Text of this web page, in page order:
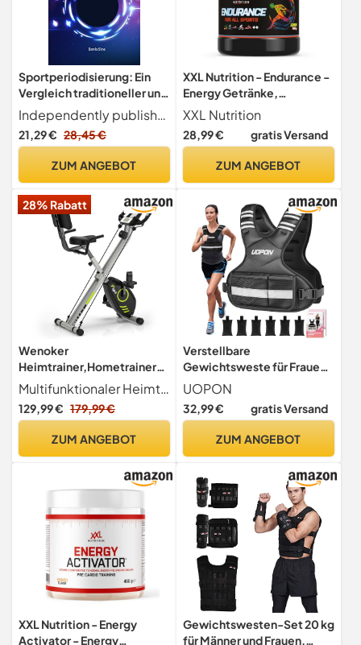
Sportperiodisierung: Ein
Vergleich traditioneller und
morderner TrainingsplanungIndependently published
21,29 € 28,45 €
ZUM ANGEBOT
XXL Nutrition - Endurance -
Energy Getränke,
Getränkepulver, Energy
Drink Pulver, Perfekt vor
Ausdauertraining - Zitrone -
XXL Nutrition
28,99 € gratis Versand
ZUM ANGEBOT
28% Rabatt
Wenoker
Heimtrainer,Hometrainer
Fahrrad,Heimtrainer
Fahrrad Klappbar mit LCD
Display und
Ergometer Heimtrainer
Multifunktionaler Heimtrainer Mit diesem klappbaren Heimtrainer können Sie in aufrechter, entspannter oder liegender Position trainieren, und Sie können auch Ihre Arme und Beine mit dem mitgelieferten Zugseil trainieren. Dieser multifunktionale Heimtrainer kann den Trainingseffekt maximieren und verschiedene Muskeln in alle Richtungen trainieren.Machen Sie sich bereit für fantastische Trainingsergebnisse!Wir empfehlen eine maximale Höhe von 180 Zentimetern.
129,99 € 179,99 €
ZUM ANGEBOT
Verstellbare
Gewichtsweste für Frauen,
2,72–5,44kg Krafttraining
Weighted Vest mit
6x0,45kg abnehmbaren
Verstellbare Größe
Taschen, Laufen
Gehenz(Hellschwarz)
UOPON
32,99 € gratis Versand
ZUM ANGEBOT
XXL Nutrition - Energy
Activator - Energy
Gewichtswesten-Set 20 kg
für Männer und Frauen,